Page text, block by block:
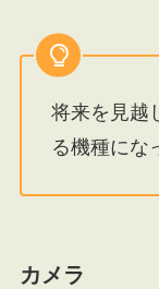
将来を見越
る機種にな
カメラ